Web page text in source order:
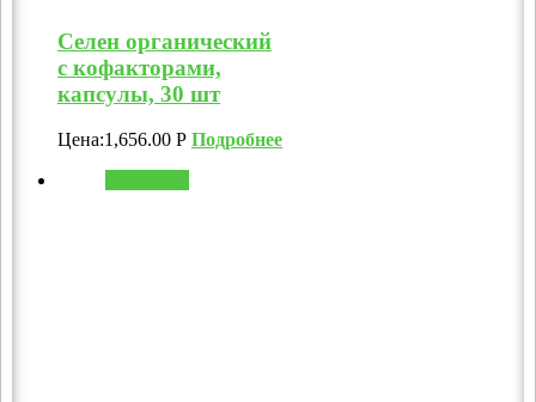
Селен органический
с кофакторами,
капсулы, 30 шт
Цена:1,656.00 Р Подробнее